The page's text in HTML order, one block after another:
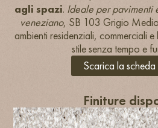
agli spazi. Ideale per pavimenti
veneziano, SB 103 Grigio
ambienti residenziali, commerciali
stile senza tempo e
Scarica la
Finiture